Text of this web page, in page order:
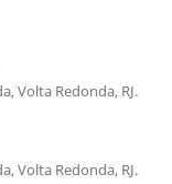
Volta Redonda, RJ.
Volta Redonda, RJ.